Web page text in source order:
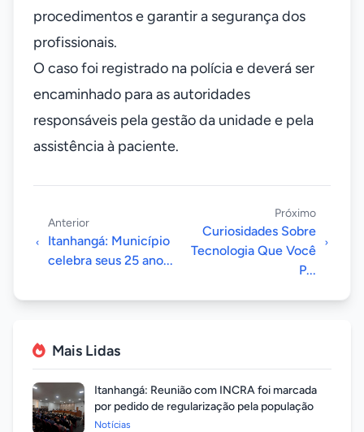
procedimentos e garantir a segurança dos
profissionais.
O caso foi registrado na polícia e deverá ser
encaminhado para as autoridades
responsáveis pela gestão da unidade e pela
assistência à paciente.
Anterior
Itanhangá: Município
celebra seus 25 ano...
Próximo
Curiosidades Sobre
Tecnologia Que Você
P...
Mais Lidas
Itanhangá: Reunião com INCRA foi marcada
por pedido de regularização pela população
Notícias